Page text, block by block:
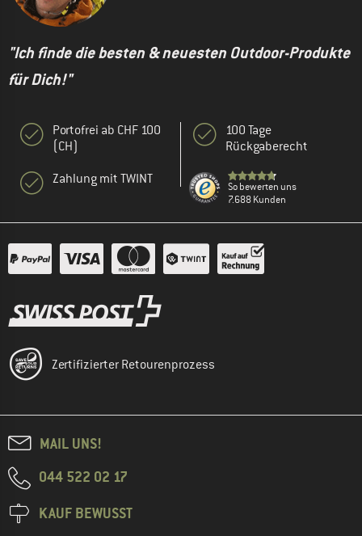
"Ich finde die besten & neuesten Outdoor-Produkte
für Dich!"
Portofrei ab CHF 100
(CH)
Zahlung mit TWINT
100 Tage
Rückgaberecht
So bewerten uns
7.688 Kunden
Zertifizierter Retourenprozess
MAIL UNS!
044 522 02 17
KAUF BEWUSST